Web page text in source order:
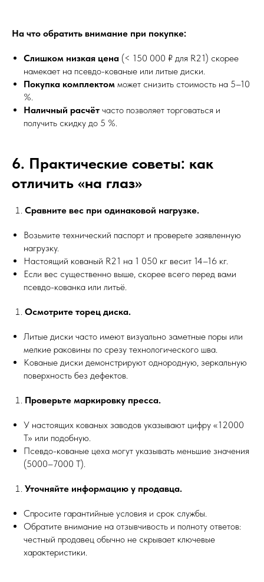
На что обратить внимание при покупке:
Слишком низкая цена (< 150 000 ₽ для R21) скорее
намекает на псевдо-кованые или литые диски.
Покупка комплектом может снизить стоимость на 5–10
%.
Наличный расчёт часто позволяет торговаться и
получить скидку до 5 %.
6. Практические советы: как
отличить «на глаз»
Сравните вес при одинаковой нагрузке.
Возьмите технический паспорт и проверьте заявленную
нагрузку.
Настоящий кованый R21 на 1 050 кг весит 14–16 кг.
Если вес существенно выше, скорее всего перед вами
псевдо-кованка или литьё.
Осмотрите торец диска.
Литые диски часто имеют визуально заметные поры или
мелкие раковины по срезу технологического шва.
Кованые диски демонстрируют однородную, зеркальную
поверхность без дефектов.
Проверьте маркировку пресса.
У настоящих кованых заводов указывают цифру «12000
T» или подобную.
Псевдо-кованые цеха могут указывать меньшие значения
(5000–7000 T).
Уточняйте информацию у продавца.
Спросите гарантийные условия и срок службы.
Обратите внимание на отзывчивость и полноту ответов:
честный продавец обычно не скрывает ключевые
характеристики.